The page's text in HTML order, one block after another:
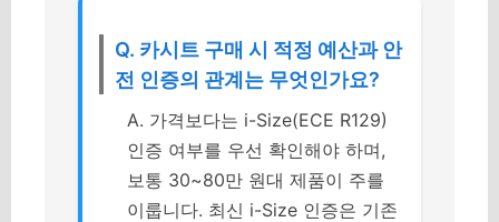
Q. 카시트 구매 시 적정 예산과 안
전 인증의 관계는 무엇인가요?
A. 가격보다는 i-Size(ECE R129)
인증 여부를 우선 확인해야 하며,
보통 30~80만 원대 제품이 주를
이룹니다. 최신 i-Size 인증은 기존